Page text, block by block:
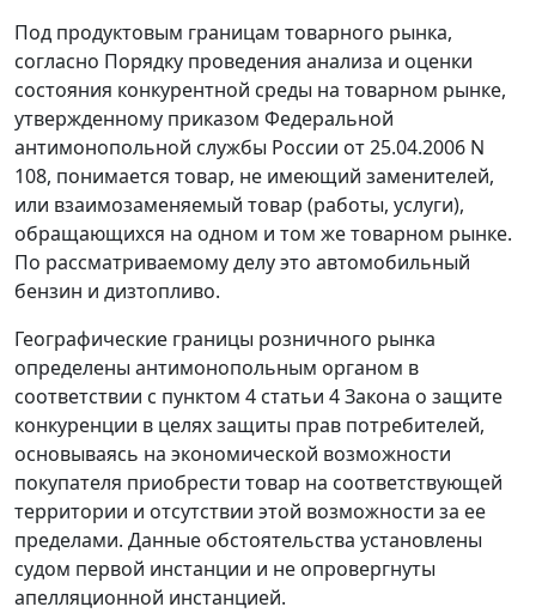
Под продуктовым границам товарного рынка,
согласно Порядку проведения анализа и оценки
состояния конкурентной среды на товарном рынке,
утвержденному приказом Федеральной
антимонопольной службы России от 25.04.2006 N
108, понимается товар, не имеющий заменителей,
или взаимозаменяемый товар (работы, услуги),
обращающихся на одном и том же товарном рынке.
По рассматриваемому делу это автомобильный
бензин и дизтопливо.
Географические границы розничного рынка
определены антимонопольным органом в
соответствии с пунктом 4 статьи 4Закона о защите
конкуренции в целях защиты прав потребителей,
основываясь на экономической возможности
покупателя приобрести товар на соответствующей
территории и отсутствии этой возможности за ее
пределами. Данные обстоятельства установлены
судом первой инстанции и не опровергнуты
апелляционной инстанцией.